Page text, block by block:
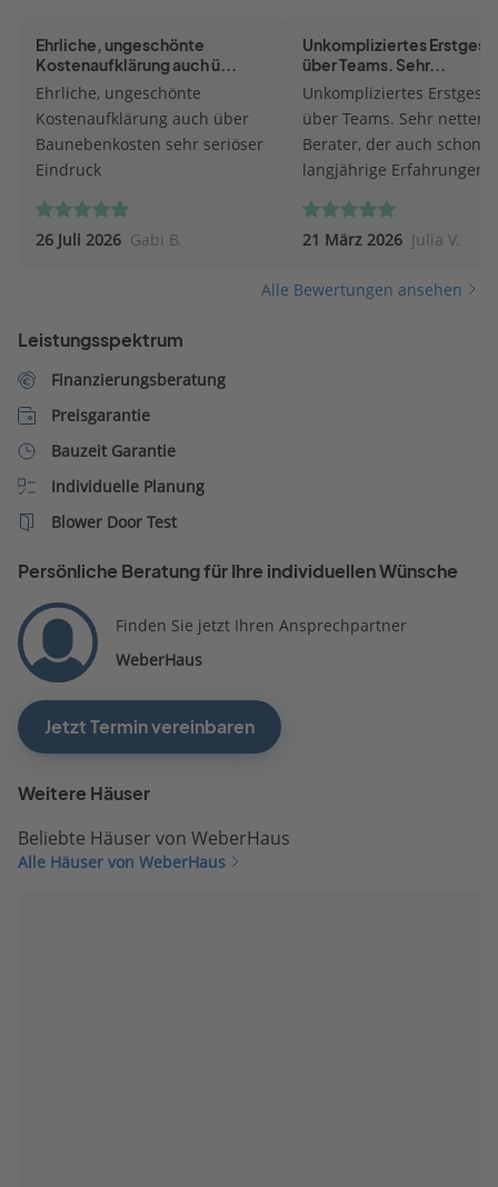
Ehrliche, ungeschönte
Kostenaufklärung auch ü...
Ehrliche, ungeschönte
Kostenaufklärung auch über
Baunebenkosten sehr seriöser
Eindruck
26 Juli 2026 Gabi B.
Unkompliziertes
über Teams. Sehr...
Unkompliziertes
über Teams. Sehr netter
Berater, der auch schon
langjährige Erfahrungen
21 März 2026 Julia V.
Alle Bewertungen ansehen
Leistungsspektrum
Finanzierungsberatung
Preisgarantie
Bauzeit Garantie
Individuelle Planung
Blower Door Test
Persönliche Beratung für Ihre individuellen Wünsche
Finden Sie jetzt Ihren Ansprechpartner
WeberHaus
Jetzt Termin vereinbaren
Weitere Häuser
Beliebte Häuser von WeberHaus
Alle Häuser von WeberHaus